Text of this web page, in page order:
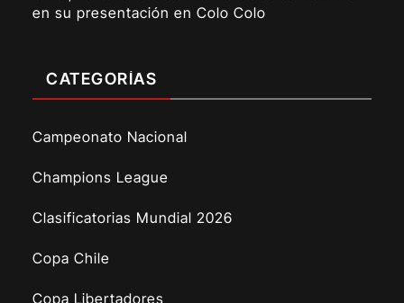
en su presentación en Colo Colo
CATEGORÍAS
Campeonato Nacional
Champions League
Clasificatorias Mundial 2026
Copa Chile
Copa Libertadores